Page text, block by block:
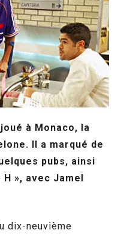
à Monaco, la
Il a marqué de
pubs, ainsi
H », avec Jamel
dix-neuvième